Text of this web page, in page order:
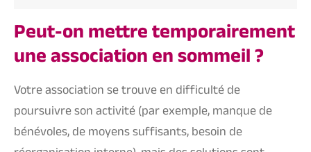
Peut-on mettre temporairement
une association en sommeil ?
Votre association se trouve en difficulté de
poursuivre son activité (par exemple, manque de
bénévoles, de moyens suffisants, besoin de